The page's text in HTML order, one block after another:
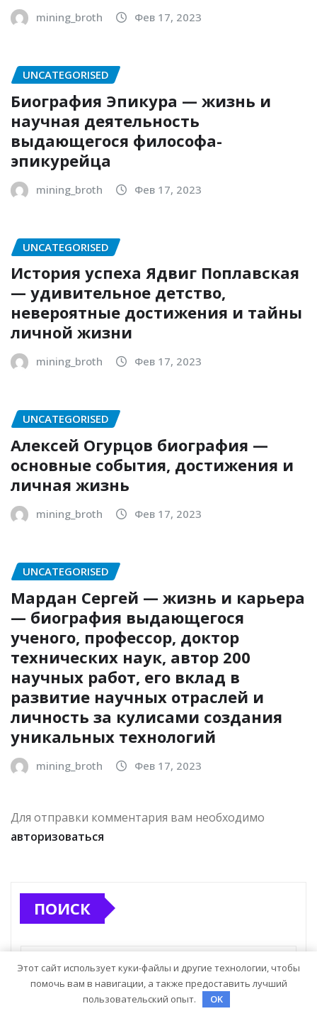
mining_broth Фев 17, 2023
UNCATEGORISED
Биография Эпикура — жизнь и
научная деятельность
выдающегося философа-
эпикурейца
mining_broth Фев 17, 2023
UNCATEGORISED
История успеха Ядвиг Поплавская
— удивительное детство,
невероятные достижения и тайны
личной жизни
mining_broth Фев 17, 2023
UNCATEGORISED
Алексей Огурцов биография —
основные события, достижения и
личная жизнь
mining_broth Фев 17, 2023
UNCATEGORISED
Мардан Сергей — жизнь и карьера
— биография выдающегося
ученого, профессор, доктор
технических наук, автор 200
научных работ, его вклад в
развитие научных отраслей и
личность за кулисами создания
уникальных технологий
mining_broth Фев 17, 2023
Для отправки комментария вам необходимо
авторизоваться
ПОИСК
Поиск
Этот сайт использует куки-файлы и другие технологии, чтобы
помочь вам в навигации, а также предоставить лучший
пользовательский опыт.
OK